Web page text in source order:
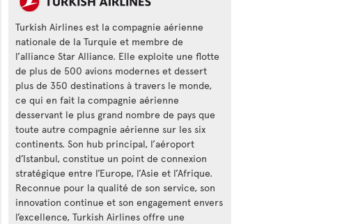
Turkish Airlines est la compagnie aérienne
nationale de la Turquie et membre de
l’alliance Star Alliance. Elle exploite une flotte
de plus de 500 avions modernes et dessert
plus de 350 destinations à travers le monde,
ce qui en fait la compagnie aérienne
desservant le plus grand nombre de pays que
toute autre compagnie aérienne sur les six
continents. Son hub principal, l’aéroport
d’Istanbul, constitue un point de connexion
stratégique entre l’Europe, l’Asie et l’Afrique.
Reconnue pour la qualité de son service, son
innovation continue et son engagement envers
l’excellence, Turkish Airlines offre une